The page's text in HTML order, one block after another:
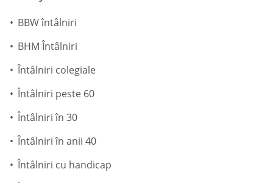
BBW întâlniri
BHM Întâlniri
Întâlniri colegiale
Întâlniri peste 60
Întâlniri în 30
Întâlniri în anii 40
Întâlniri cu handicap